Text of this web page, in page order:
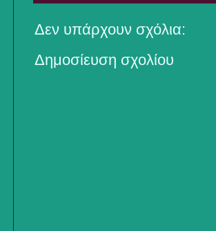
Δεν υπάρχουν σχόλια:
Δημοσίευση σχολίου